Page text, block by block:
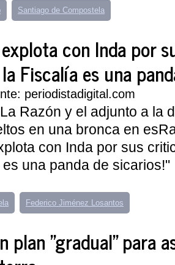
Santiago de Compostela
con Inda por
Fiscalía es una
periodistadigital.com
Razón y el adjunto a la
en una bronca en
con Inda por sus
es una panda de
Federico Jiménez Losantos
plan "gradual" para